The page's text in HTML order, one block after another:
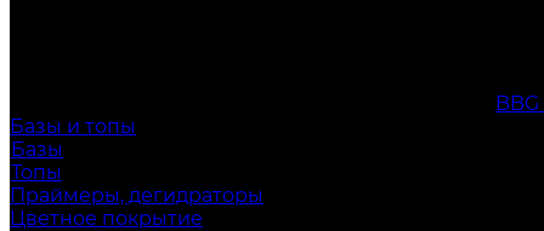
Базы и топы
Базы
Топы
Праймеры, дегидраторы
Цветное покрытие